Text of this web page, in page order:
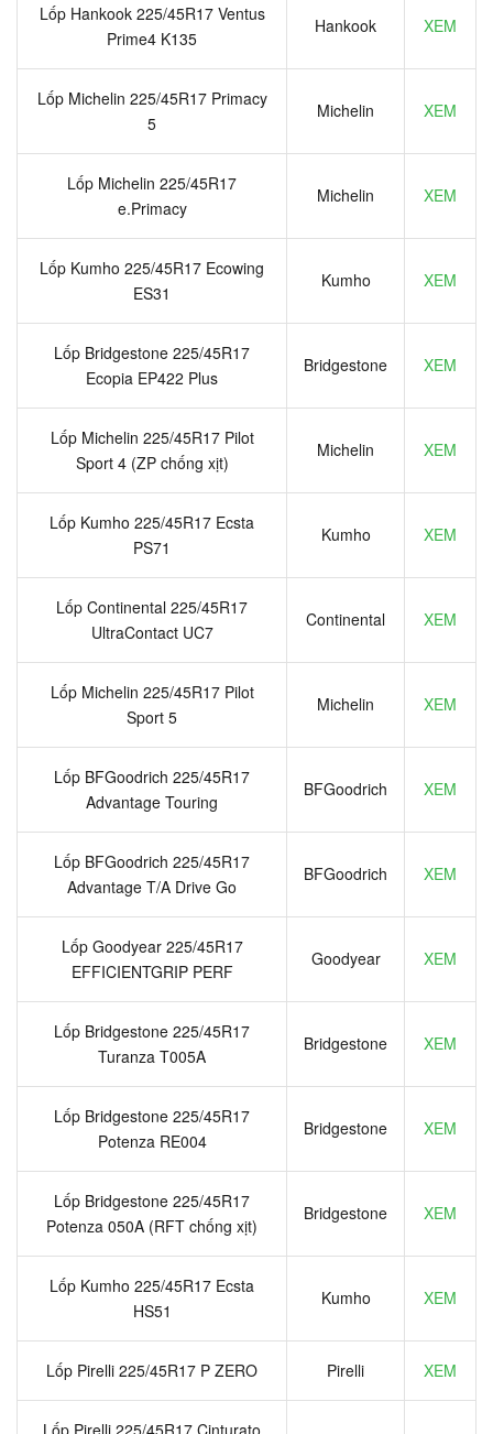
Lốp Hankook 225/45R17 Ventus
Prime4 K135
Hankook XEM
Lốp Michelin 225/45R17 Primacy
5
Michelin XEM
Lốp Michelin 225/45R17
e.Primacy
Michelin XEM
Lốp Kumho 225/45R17 Ecowing
ES31
Kumho XEM
Lốp Bridgestone 225/45R17
Ecopia EP422 Plus
Bridgestone XEM
Lốp Michelin 225/45R17 Pilot
Sport 4 (ZP chống xịt)
Michelin XEM
Lốp Kumho 225/45R17 Ecsta
PS71
Kumho XEM
Lốp Continental 225/45R17
UltraContact UC7
Continental XEM
Lốp Michelin 225/45R17 Pilot
Sport 5
Michelin XEM
Lốp BFGoodrich 225/45R17
Advantage Touring
BFGoodrich XEM
Lốp BFGoodrich 225/45R17
Advantage T/A Drive Go
BFGoodrich XEM
Lốp Goodyear 225/45R17
EFFICIENTGRIP PERF
Goodyear XEM
Lốp Bridgestone 225/45R17
Turanza T005A
Bridgestone XEM
Lốp Bridgestone 225/45R17
Potenza RE004
Bridgestone XEM
Lốp Bridgestone 225/45R17
Potenza 050A (RFT chống xịt)
Bridgestone XEM
Lốp Kumho 225/45R17 Ecsta
HS51
Kumho XEM
Lốp Pirelli 225/45R17 P ZERO Pirelli XEM
Lốp Pirelli 225/45R17 Cinturato